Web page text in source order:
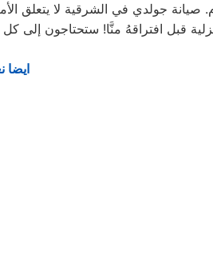
جولدي في الشرقية لا يتعلق
ايضا